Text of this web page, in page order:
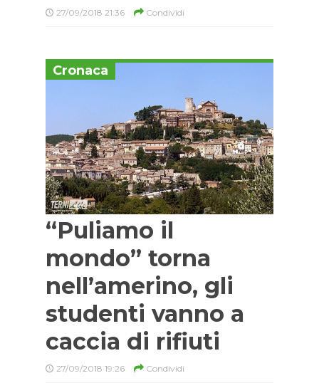
27/09/2018 21:36 Condividi
Cronaca
“Puliamo il
mondo” torna
nell’amerino, gli
studenti vanno a
caccia di rifiuti
27/09/2018 19:26 Condividi